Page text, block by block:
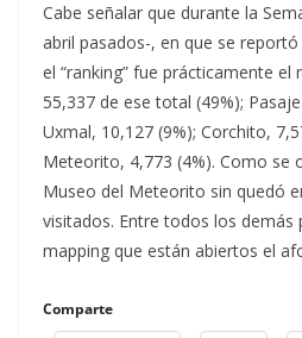
Cabe señalar que durante la
abril pasados-, en que se
el “ranking” fue prácticamente el
55,337 de ese total (49%);
Uxmal, 10,127 (9%); Corchito,
Meteorito, 4,773 (4%). Como se
Museo del Meteorito sin quedó
visitados. Entre todos los demás
mapping que están abiertos el
Comparte